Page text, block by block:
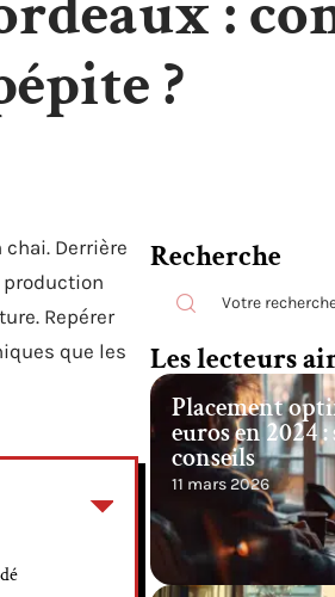
?
Derrière
production
Repérer
que les
Recherche
Les lecteurs
Placement
euros en 2024
conseils
11 mars 2026